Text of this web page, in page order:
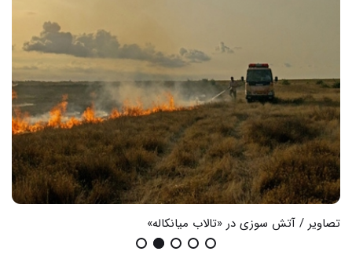
تصاویر / آتش سوزی در «تالاب میانکاله»